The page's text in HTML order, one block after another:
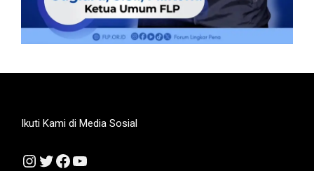
Ikuti Kami di Media Sosial
Instagram
Twitter
Facebook
YouTube